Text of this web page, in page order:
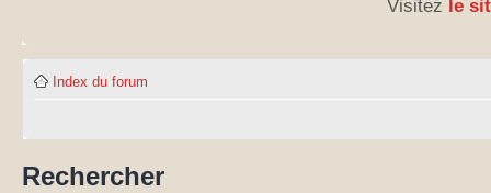
Visitez le
Index du forum
Rechercher